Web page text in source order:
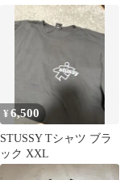
¥6,500
STUSSY Tシャツ ブラ
ック XXL